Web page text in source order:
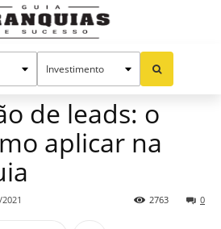
de leads: o
aplicar na
0
2763